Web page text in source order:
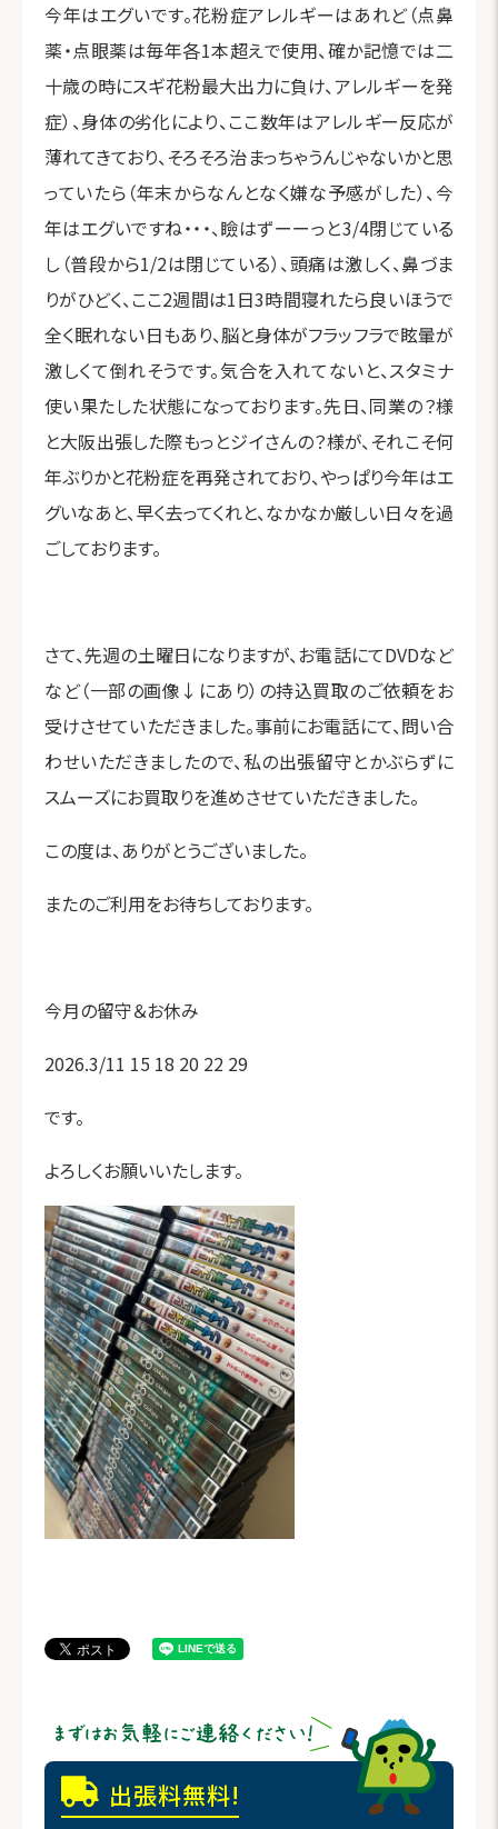
今年はエグいです。花粉症アレルギーはあれど（点鼻
薬・点眼薬は毎年各1本超えで使用、確か記憶では二
十歳の時にスギ花粉最大出力に負け、アレルギーを発
症）、身体の劣化により、ここ数年はアレルギー反応が
薄れてきており、そろそろ治まっちゃうんじゃないかと思
っていたら（年末からなんとなく嫌な予感がした）、今
年はエグいですね・・・、瞼はずーーっと3/4閉じている
し（普段から1/2は閉じている）、頭痛は激しく、鼻づま
りがひどく、ここ2週間は1日3時間寝れたら良いほうで
全く眠れない日もあり、脳と身体がフラッフラで眩暈が
激しくて倒れそうです。気合を入れてないと、スタミナ
使い果たした状態になっております。先日、同業の？様
と大阪出張した際もっとジイさんの？様が、それこそ何
年ぶりかと花粉症を再発されており、やっぱり今年はエ
グいなあと、早く去ってくれと、なかなか厳しい日々を過
ごしております。
さて、先週の土曜日になりますが、お電話にてDVDなど
など（一部の画像↓にあり）の持込買取のご依頼をお
受けさせていただきました。事前にお電話にて、問い合
わせいただきましたので、私の出張留守とかぶらずに
スムーズにお買取りを進めさせていただきました。
この度は、ありがとうございました。
またのご利用をお待ちしております。
今月の留守＆お休み
2026.3/11 15 18 20 22 29
です。
よろしくお願いいたします。
出張料無料!